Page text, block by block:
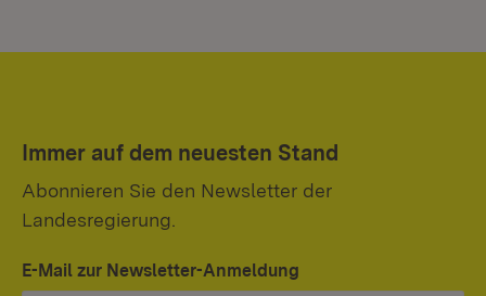
Immer auf dem neuesten Stand
Abonnieren Sie den Newsletter der
Landesregierung.
E-Mail zur Newsletter-Anmeldung